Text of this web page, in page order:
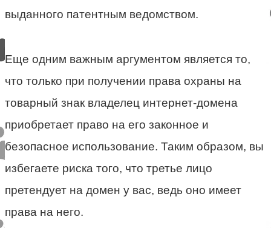
выданного патентным ведомством.
Еще одним важным аргументом является то,
что только при получении права охраны на
товарный знак владелец интернет-домена
приобретает право на его законное и
безопасное использование. Таким образом, вы
избегаете риска того, что третье лицо
претендует на домен у вас, ведь оно имеет
права на него.